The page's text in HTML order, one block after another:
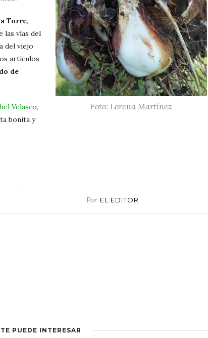
Foto: Lorena Martínez
Torre,
las vías del
del viejo
artículos
de
Velasco,
bonita y
Por EL EDITOR
PUEDE INTERESAR